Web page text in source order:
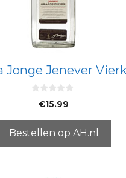
Jonge Jenever
5
€15.99
Bestellen op AH.nl